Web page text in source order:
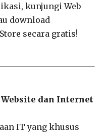
kunjungi Web
download
secara gratis!
Website dan Internet
IT yang khusus